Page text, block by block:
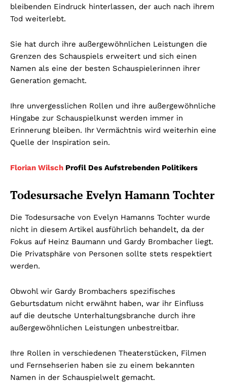
bleibenden Eindruck hinterlassen, der auch nach ihrem
Tod weiterlebt.
Sie hat durch ihre außergewöhnlichen Leistungen die
Grenzen des Schauspiels erweitert und sich einen
Namen als eine der besten Schauspielerinnen ihrer
Generation gemacht.
Ihre unvergesslichen Rollen und ihre außergewöhnliche
Hingabe zur Schauspielkunst werden immer in
Erinnerung bleiben. Ihr Vermächtnis wird weiterhin eine
Quelle der Inspiration sein.
Florian Wilsch Profil Des Aufstrebenden Politikers
Todesursache Evelyn Hamann Tochter
Die Todesursache von Evelyn Hamanns Tochter wurde
nicht in diesem Artikel ausführlich behandelt, da der
Fokus auf Heinz Baumann und Gardy Brombacher liegt.
Die Privatsphäre von Personen sollte stets respektiert
werden.
Obwohl wir Gardy Brombachers spezifisches
Geburtsdatum nicht erwähnt haben, war ihr Einfluss
auf die deutsche Unterhaltungsbranche durch ihre
außergewöhnlichen Leistungen unbestreitbar.
Ihre Rollen in verschiedenen Theaterstücken, Filmen
und Fernsehserien haben sie zu einem bekannten
Namen in der Schauspielwelt gemacht.